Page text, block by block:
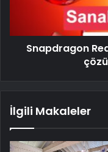
Snapdragon
İlgili Makaleler